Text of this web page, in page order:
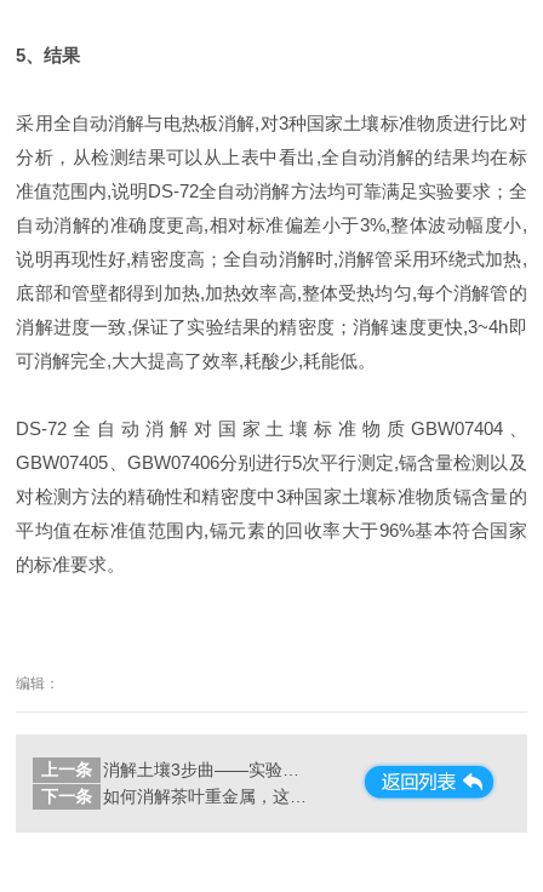
5、结果
采用全自动消解与电热板消解,对3种国家土壤标准物质进行比对
分析，从检测结果可以从上表中看出,全自动消解的结果均在标
准值范围内,说明DS-72全自动消解方法均可靠满足实验要求；全
自动消解的准确度更高,相对标准偏差小于3%,整体波动幅度小,
说明再现性好,精密度高；全自动消解时,消解管采用环绕式加热,
底部和管壁都得到加热,加热效率高,整体受热均匀,每个消解管的
消解进度一致,保证了实验结果的精密度；消解速度更快,3~4h即
可消解完全,大大提高了效率,耗酸少,耗能低。
DS-72全自动消解对国家土壤标准物质GBW07404、
GBW07405、GBW07406分别进行5次平行测定,镉含量检测以及
对检测方法的精确性和精密度中3种国家土壤标准物质镉含量的
平均值在标准值范围内,镉元素的回收率大于96%基本符合国家
的标准要求。
编辑：
上一条
下一条